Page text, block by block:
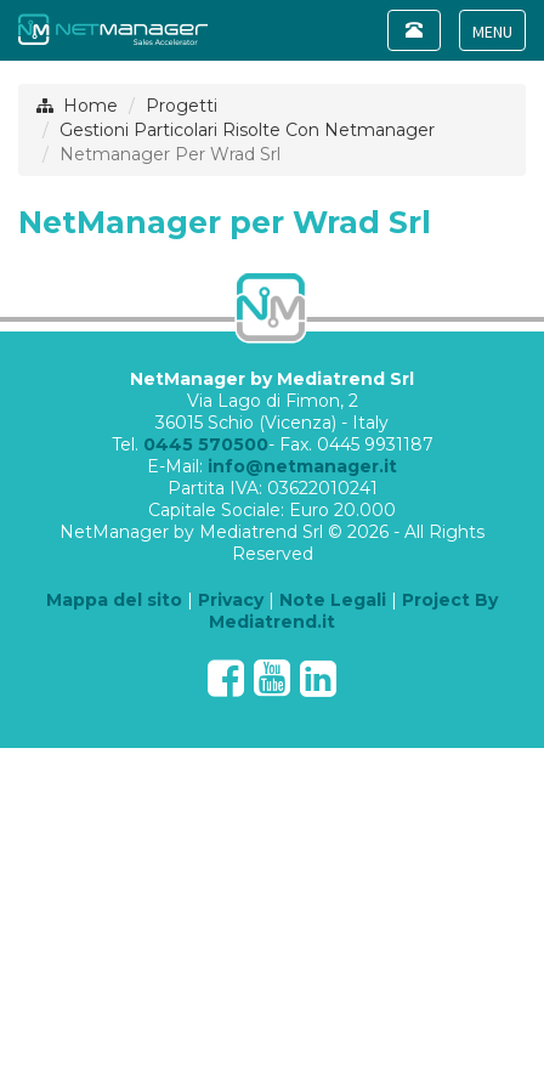
Toggle
Toggle
navigation
Home
Progetti
Gestioni Particolari Risolte Con Netmanager
Netmanager Per Wrad Srl
NetManager per Wrad Srl
NetManager by Mediatrend Srl
Via Lago di Fimon, 2
36015 Schio (Vicenza) - Italy
Tel. 0445 570500- Fax. 0445 9931187
E-Mail: info@netmanager.it
Partita IVA: 03622010241
Capitale Sociale: Euro 20.000
NetManager by Mediatrend Srl © 2026 - All Rights
Reserved
Mappa del sito | Privacy | Note Legali | Project By
Mediatrend.it